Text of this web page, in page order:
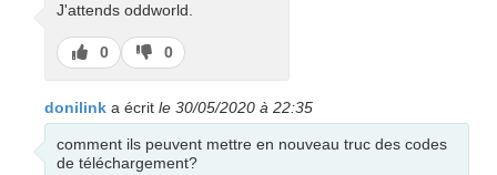
J'attends oddworld.
J’aime
0
J’aime
pas
0
donilink a écrit le 30/05/2020 à 22:35
comment ils peuvent mettre en nouveau truc des codes
de téléchargement?